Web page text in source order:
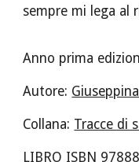
sempre mi lega al
Anno prima
Autore:
Collana: Tracce di
LIBRO ISBN